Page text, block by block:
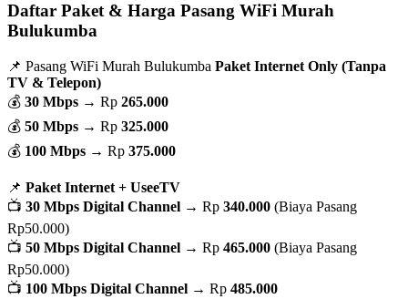
Daftar Paket & Harga Pasang WiFi Murah
Bulukumba
📌 Pasang WiFi Murah Bulukumba Paket Internet Only (Tanpa
TV & Telepon)
💰 30 Mbps → Rp 265.000
💰 50 Mbps → Rp 325.000
💰 100 Mbps → Rp 375.000
📌 Paket Internet + UseeTV
📺 30 Mbps Digital Channel → Rp 340.000 (Biaya Pasang
Rp50.000)
📺 50 Mbps Digital Channel → Rp 465.000 (Biaya Pasang
Rp50.000)
📺 100 Mbps Digital Channel → Rp 485.000